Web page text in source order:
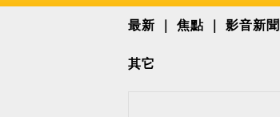
最新 焦點 影音新聞
其它